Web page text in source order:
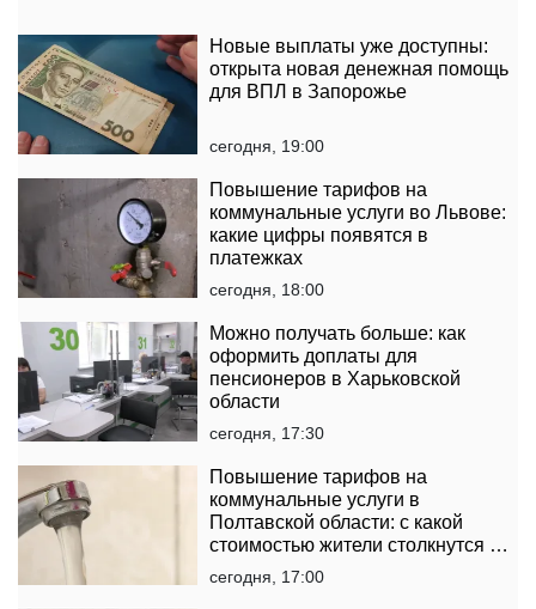
Новые выплаты уже доступны:
открыта новая денежная помощь
для ВПЛ в Запорожье
сегодня, 19:00
Повышение тарифов на
коммунальные услуги во Львове:
какие цифры появятся в
платежках
сегодня, 18:00
Можно получать больше: как
оформить доплаты для
пенсионеров в Харьковской
области
сегодня, 17:30
Повышение тарифов на
коммунальные услуги в
Полтавской области: с какой
стоимостью жители столкнутся в
платежках
сегодня, 17:00